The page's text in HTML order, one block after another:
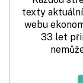
texty
webu
33 let